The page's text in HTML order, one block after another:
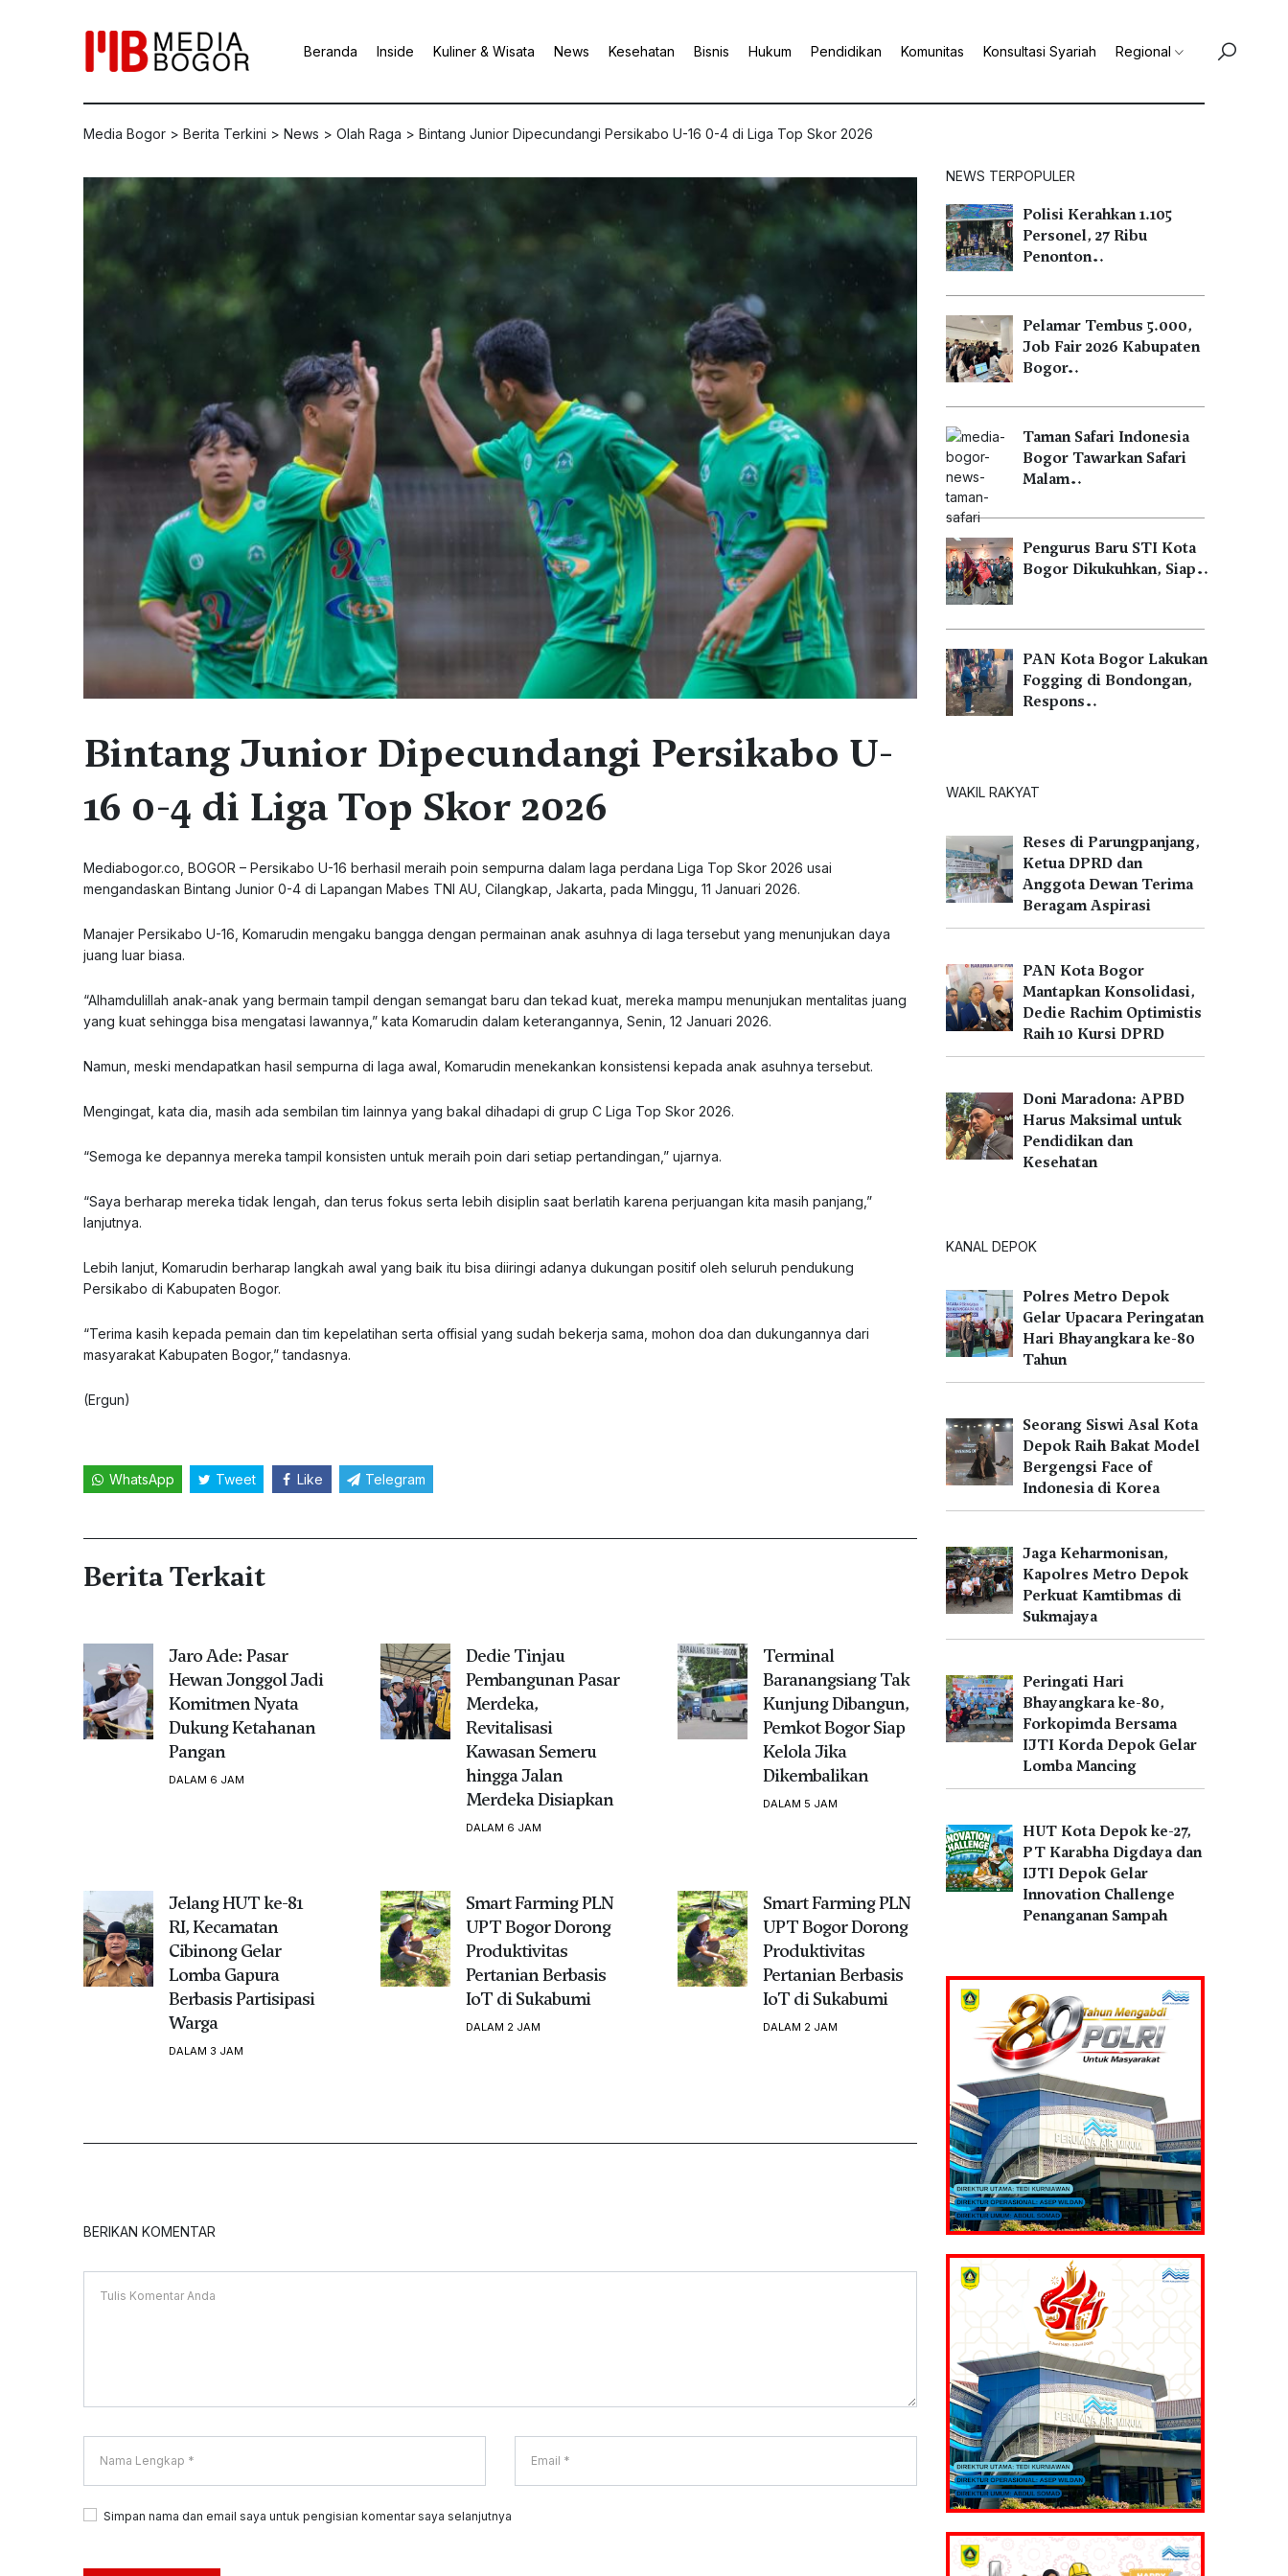
Beranda Inside Kuliner & Wisata News Kesehatan Bisnis Hukum Pendidikan Komunitas Konsultasi Syariah Regional
Media Bogor > Berita Terkini > News > Olah Raga > Bintang Junior Dipecundangi Persikabo U-16 0-4 di Liga Top Skor 2026
Bintang Junior Dipecundangi Persikabo U-
16 0-4 di Liga Top Skor 2026
Mediabogor.co, BOGOR – Persikabo U-16 berhasil meraih poin sempurna dalam laga perdana Liga Top Skor 2026 usai
mengandaskan Bintang Junior 0-4 di Lapangan Mabes TNI AU, Cilangkap, Jakarta, pada Minggu, 11 Januari 2026.
Manajer Persikabo U-16, Komarudin mengaku bangga dengan permainan anak asuhnya di laga tersebut yang menunjukan daya
juang luar biasa.
“Alhamdulillah anak-anak yang bermain tampil dengan semangat baru dan tekad kuat, mereka mampu menunjukan mentalitas juang
yang kuat sehingga bisa mengatasi lawannya,” kata Komarudin dalam keterangannya, Senin, 12 Januari 2026.
Namun, meski mendapatkan hasil sempurna di laga awal, Komarudin menekankan konsistensi kepada anak asuhnya tersebut.
Mengingat, kata dia, masih ada sembilan tim lainnya yang bakal dihadapi di grup C Liga Top Skor 2026.
“Semoga ke depannya mereka tampil konsisten untuk meraih poin dari setiap pertandingan,” ujarnya.
“Saya berharap mereka tidak lengah, dan terus fokus serta lebih disiplin saat berlatih karena perjuangan kita masih panjang,”
lanjutnya.
Lebih lanjut, Komarudin berharap langkah awal yang baik itu bisa diiringi adanya dukungan positif oleh seluruh pendukung
Persikabo di Kabupaten Bogor.
“Terima kasih kepada pemain dan tim kepelatihan serta offisial yang sudah bekerja sama, mohon doa dan dukungannya dari
masyarakat Kabupaten Bogor,” tandasnya.
(Ergun)
WhatsApp Tweet Like Telegram
Berita Terkait
Jaro Ade: Pasar
Hewan Jonggol Jadi
Komitmen Nyata
Dukung Ketahanan
Pangan
DALAM 6 JAM
Dedie Tinjau
Pembangunan Pasar
Merdeka,
Revitalisasi
Kawasan Semeru
hingga Jalan
Merdeka Disiapkan
DALAM 6 JAM
Terminal
Baranangsiang Tak
Kunjung Dibangun,
Pemkot Bogor Siap
Kelola Jika
Dikembalikan
DALAM 5 JAM
Jelang HUT ke-81
RI, Kecamatan
Cibinong Gelar
Lomba Gapura
Berbasis Partisipasi
Warga
DALAM 3 JAM
Smart Farming PLN
UPT Bogor Dorong
Produktivitas
Pertanian Berbasis
IoT di Sukabumi
DALAM 2 JAM
Smart Farming PLN
UPT Bogor Dorong
Produktivitas
Pertanian Berbasis
IoT di Sukabumi
DALAM 2 JAM
BERIKAN KOMENTAR
Simpan nama dan email saya untuk pengisian komentar saya selanjutnya
NEWS TERPOPULER
Polisi Kerahkan 1.105
Personel, 27 Ribu
Penonton…
Pelamar Tembus 5.000,
Job Fair 2026 Kabupaten
Bogor…
Taman Safari Indonesia
Bogor Tawarkan Safari
Malam…
Pengurus Baru STI Kota
Bogor Dikukuhkan, Siap…
PAN Kota Bogor Lakukan
Fogging di Bondongan,
Respons…
WAKIL RAKYAT
Reses di Parungpanjang,
Ketua DPRD dan
Anggota Dewan Terima
Beragam Aspirasi
PAN Kota Bogor
Mantapkan Konsolidasi,
Dedie Rachim Optimistis
Raih 10 Kursi DPRD
Doni Maradona: APBD
Harus Maksimal untuk
Pendidikan dan
Kesehatan
KANAL DEPOK
Polres Metro Depok
Gelar Upacara Peringatan
Hari Bhayangkara ke-80
Tahun
Seorang Siswi Asal Kota
Depok Raih Bakat Model
Bergengsi Face of
Indonesia di Korea
Jaga Keharmonisan,
Kapolres Metro Depok
Perkuat Kamtibmas di
Sukmajaya
Peringati Hari
Bhayangkara ke-80,
Forkopimda Bersama
IJTI Korda Depok Gelar
Lomba Mancing
HUT Kota Depok ke-27,
PT Karabha Digdaya dan
IJTI Depok Gelar
Innovation Challenge
Penanganan Sampah